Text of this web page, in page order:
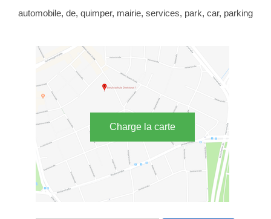
automobile, de, quimper, mairie, services, park, car, parking
Charge la carte